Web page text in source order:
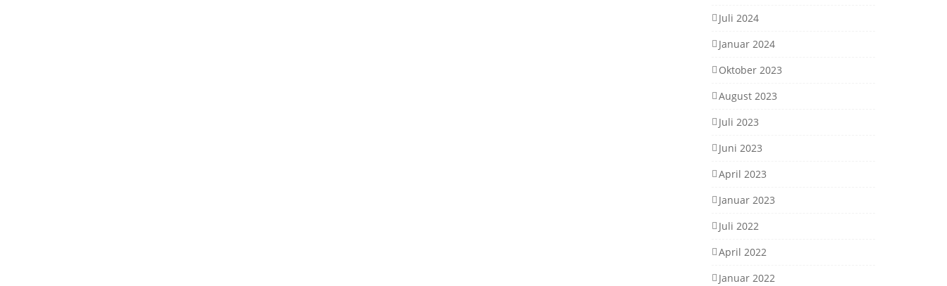
Juli 2024
Januar 2024
Oktober 2023
August 2023
Juli 2023
Juni 2023
April 2023
Januar 2023
Juli 2022
April 2022
Januar 2022